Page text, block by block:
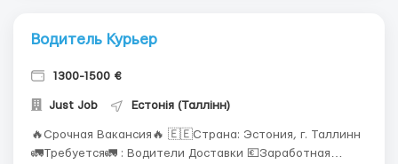
Водитель Курьер
1300-1500 €
Just Job Естонія (Таллінн)
🔥Срочная Вакансия🔥 🇪🇪Страна: Эстония, г. Таллинн
🚛Требуется🚛 : Водители Доставки 💶Заработная